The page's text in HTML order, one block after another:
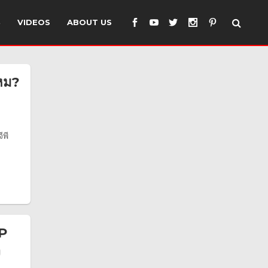
VIDEOS ABOUT US
ม?
พี